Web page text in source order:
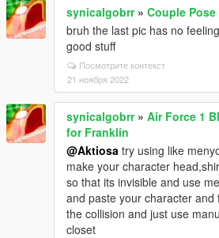
synicalgobrr» Couple Pose
bruh the last pic has no
good stuff
Посмотрите контекст
21 ноября 2022
synicalgobrr» Air Force 1
for Franklin
@Aktiosa try using like
make your character
so that its invisible and use
and paste your character and
the collision and just use
closet